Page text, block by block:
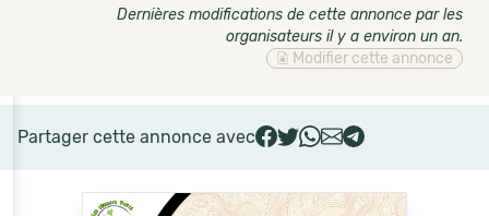
Dernières modifications de cette annonce par les
organisateurs il y a environ un an.
Modifier cette annonce
Partager cette annonce avec